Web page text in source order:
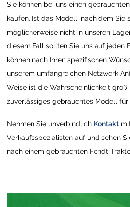
Sie können bei uns einen
kaufen. Ist das Modell, nach dem Sie
möglicherweise nicht in unseren
diesem Fall sollten Sie uns auf jeden
können nach Ihren spezifischen
unserem umfangreichen Netzwerk
Weise ist die Wahrscheinlichkeit
zuverlässiges gebrauchtes Modell für
Nehmen Sie unverbindlich Kontakt
Verkaufsspezialisten auf und sehen
nach einem gebrauchten Fendt